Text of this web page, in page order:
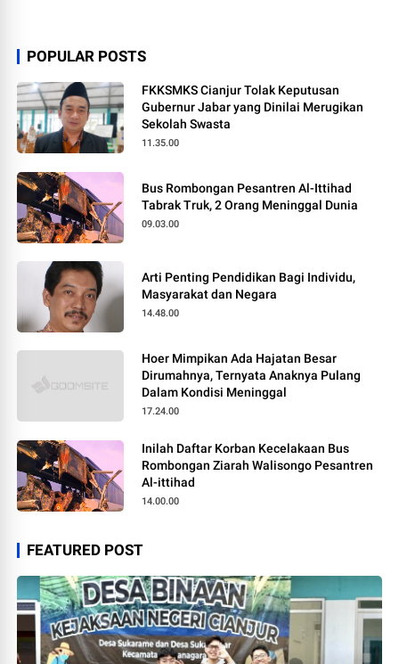
POPULAR POSTS
FKKSMKS Cianjur Tolak Keputusan
Gubernur Jabar yang Dinilai Merugikan
Sekolah Swasta
11.35.00
Bus Rombongan Pesantren Al-Ittihad
Tabrak Truk, 2 Orang Meninggal Dunia
09.03.00
Arti Penting Pendidikan Bagi Individu,
Masyarakat dan Negara
14.48.00
Hoer Mimpikan Ada Hajatan Besar
Dirumahnya, Ternyata Anaknya Pulang
Dalam Kondisi Meninggal
17.24.00
Inilah Daftar Korban Kecelakaan Bus
Rombongan Ziarah Walisongo Pesantren
Al-ittihad
14.00.00
FEATURED POST